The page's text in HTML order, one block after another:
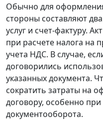
Обычно для
стороны составляют
услуг и счет-фактуру.
при расчете налога на
учета НДС. В случае,
договорились
указанных документа.
сократить затраты на
договору, особенно
документооборота.